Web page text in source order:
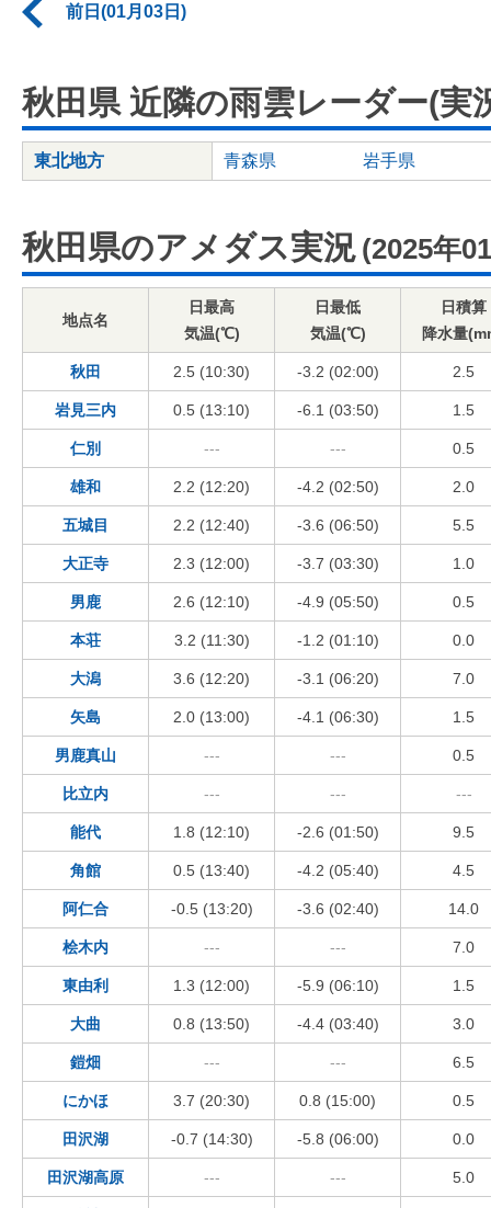
前日(01月03日)
秋田県 近隣の雨雲レーダー(実
東北地方 青森県 岩手県
秋田県のアメダス実況 (2025年
地点名
日最高
気温(℃)
日最低
気温(℃)
日積算
降水量
秋田 2.5 (10:30) -3.2 (02:00) 2.5
岩見三内 0.5 (13:10) -6.1 (03:50) 1.5
仁別 --- --- 0.5
雄和 2.2 (12:20) -4.2 (02:50) 2.0
五城目 2.2 (12:40) -3.6 (06:50) 5.5
大正寺 2.3 (12:00) -3.7 (03:30) 1.0
男鹿 2.6 (12:10) -4.9 (05:50) 0.5
本荘 3.2 (11:30) -1.2 (01:10) 0.0
大潟 3.6 (12:20) -3.1 (06:20) 7.0
矢島 2.0 (13:00) -4.1 (06:30) 1.5
男鹿真山 --- --- 0.5
比立内 --- --- ---
能代 1.8 (12:10) -2.6 (01:50) 9.5
角館 0.5 (13:40) -4.2 (05:40) 4.5
阿仁合 -0.5 (13:20) -3.6 (02:40) 14.0
桧木内 --- --- 7.0
東由利 1.3 (12:00) -5.9 (06:10) 1.5
大曲 0.8 (13:50) -4.4 (03:40) 3.0
鎧畑 --- --- 6.5
にかほ 3.7 (20:30) 0.8 (15:00) 0.5
田沢湖 -0.7 (14:30) -5.8 (06:00) 0.0
田沢湖高原 --- --- 5.0